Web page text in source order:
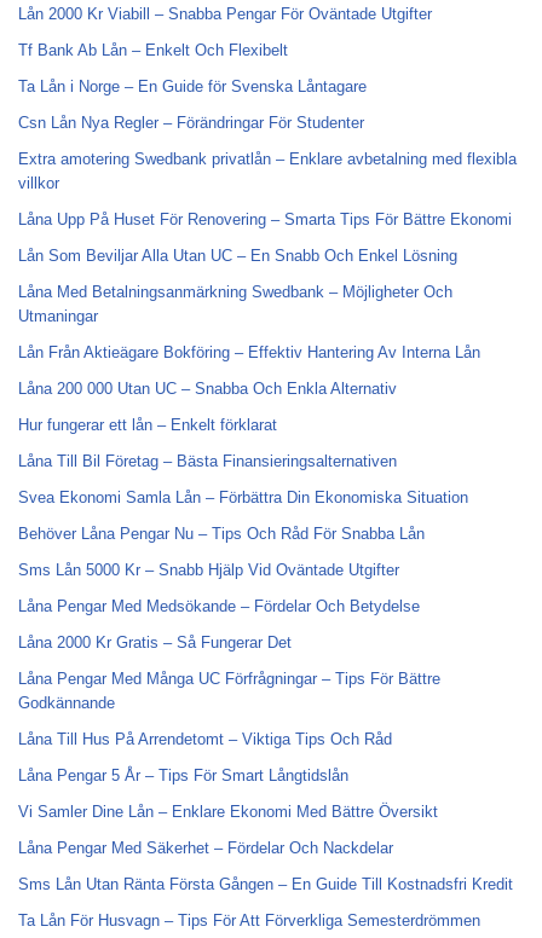
Lån 2000 Kr Viabill – Snabba Pengar För Oväntade Utgifter
Tf Bank Ab Lån – Enkelt Och Flexibelt
Ta Lån i Norge – En Guide för Svenska Låntagare
Csn Lån Nya Regler – Förändringar För Studenter
Extra amotering Swedbank privatlån – Enklare avbetalning med flexibla
villkor
Låna Upp På Huset För Renovering – Smarta Tips För Bättre Ekonomi
Lån Som Beviljar Alla Utan UC – En Snabb Och Enkel Lösning
Låna Med Betalningsanmärkning Swedbank – Möjligheter Och
Utmaningar
Lån Från Aktieägare Bokföring – Effektiv Hantering Av Interna Lån
Låna 200 000 Utan UC – Snabba Och Enkla Alternativ
Hur fungerar ett lån – Enkelt förklarat
Låna Till Bil Företag – Bästa Finansieringsalternativen
Svea Ekonomi Samla Lån – Förbättra Din Ekonomiska Situation
Behöver Låna Pengar Nu – Tips Och Råd För Snabba Lån
Sms Lån 5000 Kr – Snabb Hjälp Vid Oväntade Utgifter
Låna Pengar Med Medsökande – Fördelar Och Betydelse
Låna 2000 Kr Gratis – Så Fungerar Det
Låna Pengar Med Många UC Förfrågningar – Tips För Bättre
Godkännande
Låna Till Hus På Arrendetomt – Viktiga Tips Och Råd
Låna Pengar 5 År – Tips För Smart Långtidslån
Vi Samler Dine Lån – Enklare Ekonomi Med Bättre Översikt
Låna Pengar Med Säkerhet – Fördelar Och Nackdelar
Sms Lån Utan Ränta Första Gången – En Guide Till Kostnadsfri Kredit
Ta Lån För Husvagn – Tips För Att Förverkliga Semesterdrömmen